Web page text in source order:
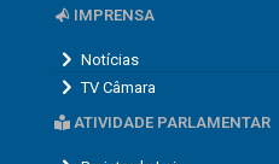
IMPRENSA
Notícias
TV Câmara
ATIVIDADE PARLAMENTAR